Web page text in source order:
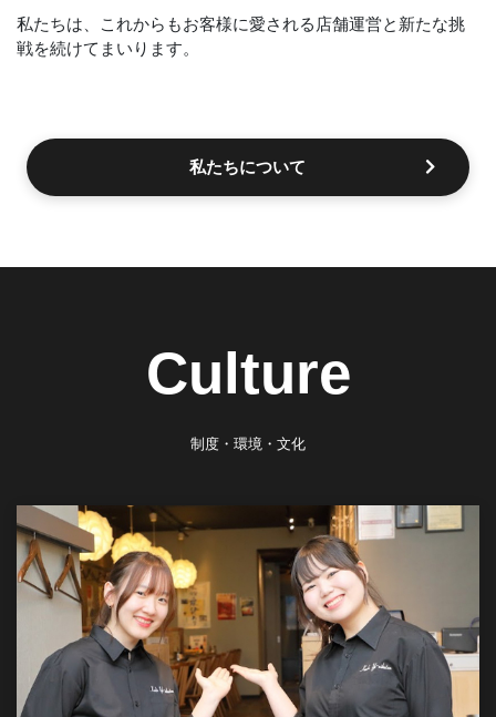
私たちは、これからもお客様に愛される店舗運営と新たな挑
戦を続けてまいります。
私たちについて
Culture
制度・環境・文化